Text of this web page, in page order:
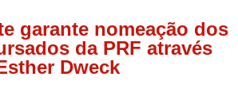
garante nomeação dos
da PRF através
Dweck